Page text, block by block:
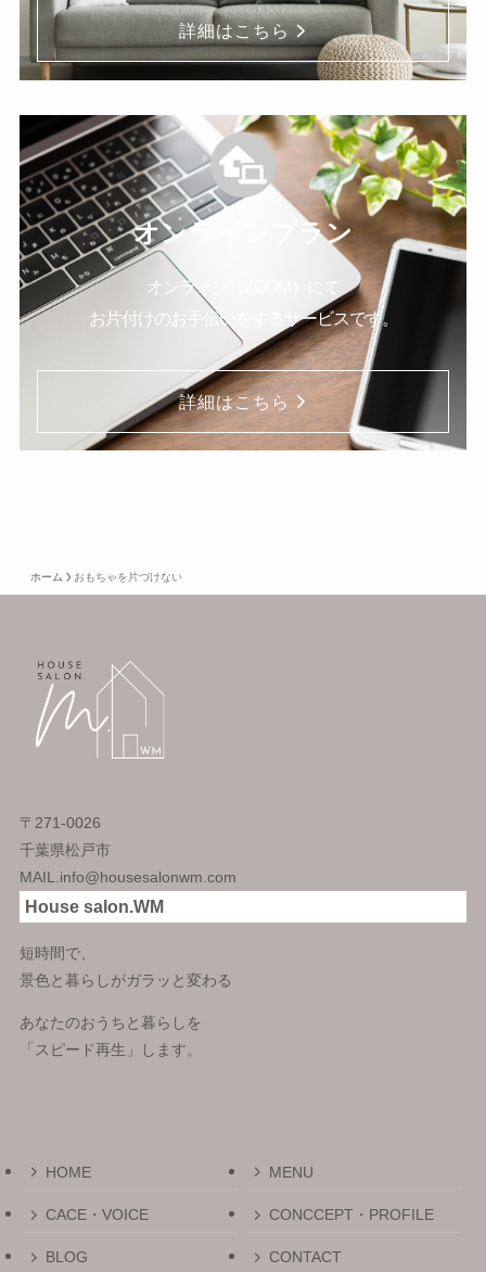
詳細はこちら
オンラインプラン
オンライン（ZOOM）にて
お片付けのお手伝いをするサービスです。
詳細はこちら
ホーム おもちゃを片づけない
〒271-0026
千葉県松戸市
MAIL.info@housesalonwm.com
House salon.WM
短時間で、
景色と暮らしがガラッと変わる
あなたのおうちと暮らしを
「スピード再生」します。
HOME MENU
CACE・VOICE CONCCEPT・PROFILE
BLOG CONTACT